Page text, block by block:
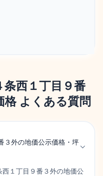
条西１丁目９番
格 よくある質問
３外の地価公示価格・坪
１丁目９番３外の地価公